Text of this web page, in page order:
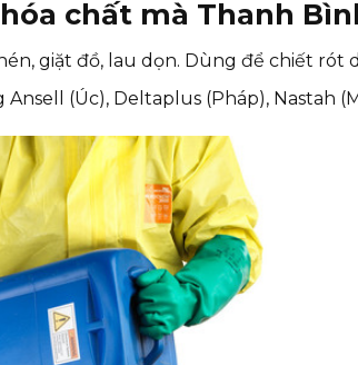
chất mà Thanh
giặt đồ, lau dọn. Dùng để chiết rót
(Úc), Deltaplus (Pháp), Nastah